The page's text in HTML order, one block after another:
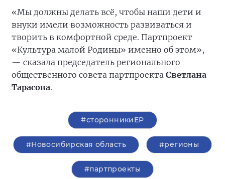
«Мы должны делать всё, чтобы наши дети и
внуки имели возможность развиваться и
творить в комфортной среде. Партпроект
«Культура малой Родины» именно об этом»,
— сказала председатель регионального
общественного совета партпроекта Светлана
Тарасова.
#сторонникиЕР
#Новосибирская область #регионы
#партпроекты